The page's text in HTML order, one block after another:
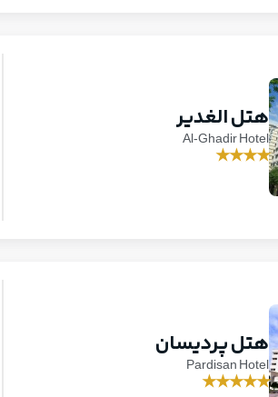
هتل الغدیر
Al-Ghadir Hotel
★
★
★
★
هتل پردیسان
Pardisan Hotel
★
★
★
★
★